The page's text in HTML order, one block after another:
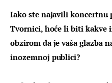
Iako ste najavili koncertnu
Tvornici, hoće li biti kakve
obzirom da je vaša glazba
inozemnoj publici?